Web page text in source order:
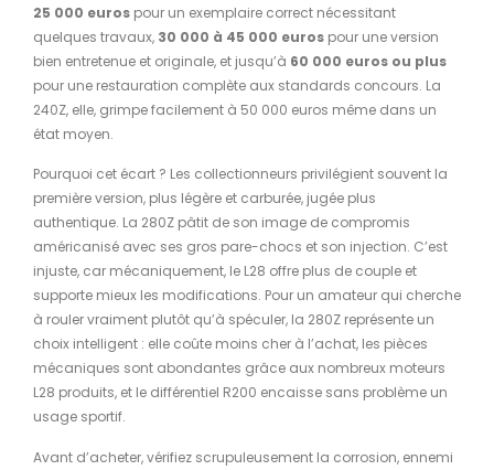
25 000 euros pour un exemplaire correct nécessitant
quelques travaux, 30 000 à 45 000 euros pour une version
bien entretenue et originale, et jusqu’à 60 000 euros ou plus
pour une restauration complète aux standards concours. La
240Z, elle, grimpe facilement à 50 000 euros même dans un
état moyen.
Pourquoi cet écart ? Les collectionneurs privilégient souvent la
première version, plus légère et carburée, jugée plus
authentique. La 280Z pâtit de son image de compromis
américanisé avec ses gros pare-chocs et son injection. C’est
injuste, car mécaniquement, le L28 offre plus de couple et
supporte mieux les modifications. Pour un amateur qui cherche
à rouler vraiment plutôt qu’à spéculer, la 280Z représente un
choix intelligent : elle coûte moins cher à l’achat, les pièces
mécaniques sont abondantes grâce aux nombreux moteurs
L28 produits, et le différentiel R200 encaisse sans problème un
usage sportif.
Avant d’acheter, vérifiez scrupuleusement la corrosion, ennemi